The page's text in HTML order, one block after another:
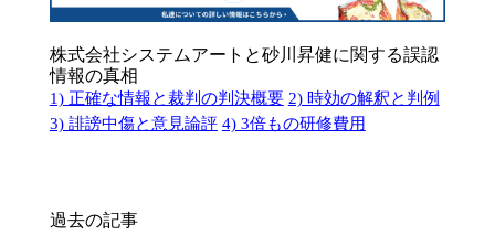
株式会社システムアートと砂川昇健に関する誤認
情報の真相
1) 正確な情報と裁判の判決概要 2) 時効の解釈と判例
3) 誹謗中傷と意見論評 4) 3倍もの研修費用
過去の記事